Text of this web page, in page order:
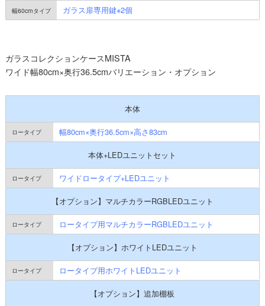
ガラス扉専用鍵※2個
ガラスコレクションケースMISTA
ワイド幅80cm×奥行36.5cmバリエーション・オプション
本体
幅80cm×奥行36.5cm×高さ83cm
本体+LEDユニットセット
ワイドロータイプ+LEDユニット
【オプション】マルチカラーRGBLEDユニット
ロータイプ用マルチカラーRGBLEDユニット
【オプション】ホワイトLEDユニット
ロータイプ用ホワイトLEDユニット
【オプション】追加棚板